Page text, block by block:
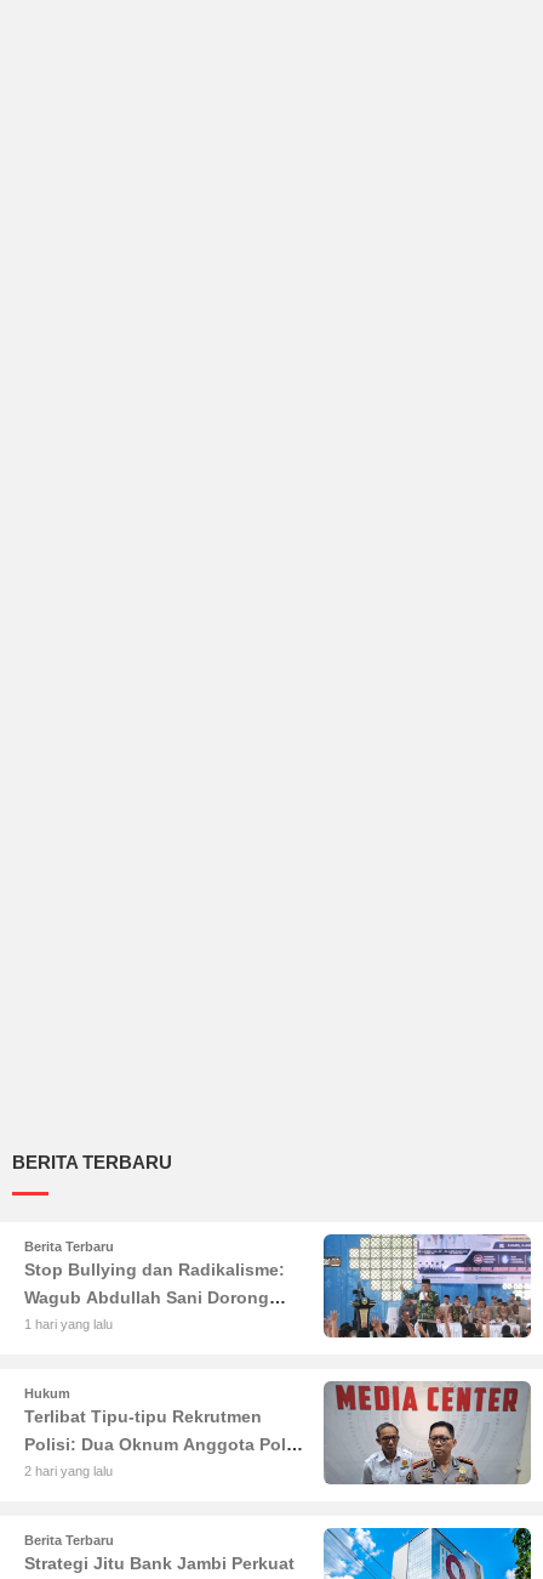
BERITA TERBARU
Berita Terbaru
Stop Bullying dan Radikalisme:
Wagub Abdullah Sani Dorong
Siswa Jadi Garda Terdepan
1 hari yang lalu
Hukum
Terlibat Tipu-tipu Rekrutmen
Polisi: Dua Oknum Anggota Polda
Jambi Diciduk Propam
2 hari yang lalu
Berita Terbaru
Strategi Jitu Bank Jambi Perkuat